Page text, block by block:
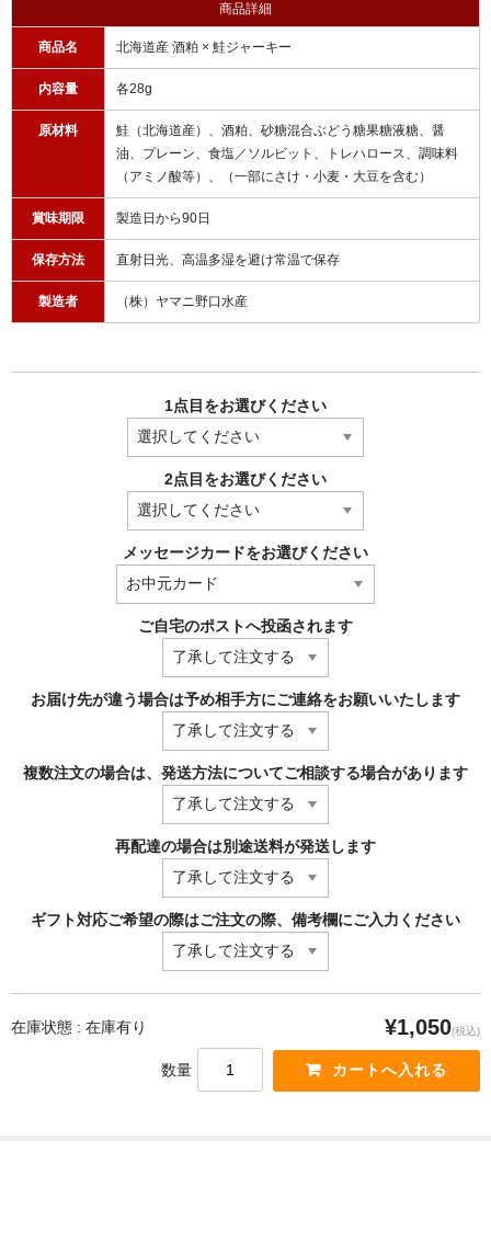
商品詳細
商品名 北海道産 酒粕 × 鮭ジャーキー
内容量 各28g
原材料
鮭（北海道産）、酒粕、砂糖混合ぶどう糖果糖液糖、醤
油、プレーン、食塩／ソルビット、トレハロース、調味料
（アミノ酸等）、（一部にさけ・小麦・大豆を含む）
賞味期限 製造日から90日
保存方法 直射日光、高温多湿を避け常温で保存
製造者 （株）ヤマニ野口水産
1点目をお選びください
2点目をお選びください
メッセージカードをお選びください
ご自宅のポストへ投函されます
お届け先が違う場合は予め相手方にご連絡をお願いいたします
複数注文の場合は、発送方法についてご相談する場合があります
再配達の場合は別途送料が発送します
ギフト対応ご希望の際はご注文の際、備考欄にご入力ください
在庫状態 : 在庫有り ¥1,050(税込)
数量